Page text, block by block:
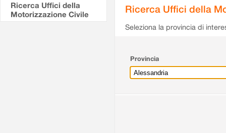
Ricerca Uffici della
Motorizzazione Civile
Ricerca Uffici della
Seleziona la provincia di
Provincia